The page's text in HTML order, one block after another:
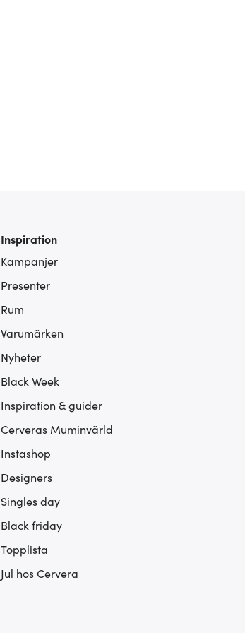
Inspiration
Kampanjer
Presenter
Rum
Varumärken
Nyheter
Black Week
Inspiration & guider
Cerveras Muminvärld
Instashop
Designers
Singles day
Black friday
Topplista
Jul hos Cervera